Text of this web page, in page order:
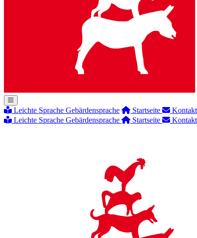
Leichte Sprache Gebärdensprache Startseite
Kontakt
Leichte Sprache Gebärdensprache Startseite Kontakt